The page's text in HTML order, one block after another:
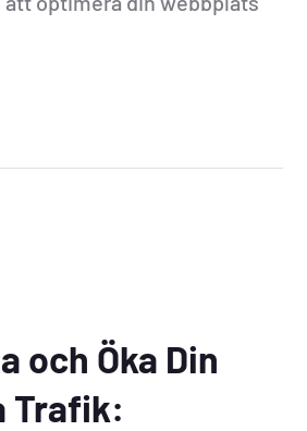
och Öka Din
Trafik: